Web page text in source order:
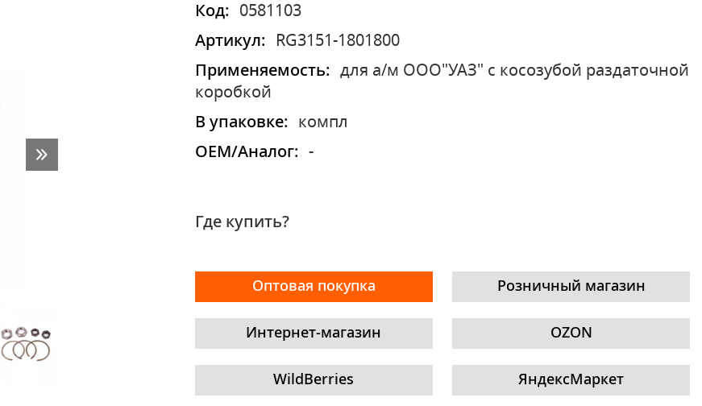
Код:
0581103
Артикул:
RG3151-1801800
Применяемость:
для а/м ООО"УАЗ" с косозубой раздаточной
коробкой
В упаковке:
компл
OEM/Аналог:
-
Где купить?
Оптовая покупка Розничный магазин
Интернет-магазин OZON
WildBerries ЯндексМаркет